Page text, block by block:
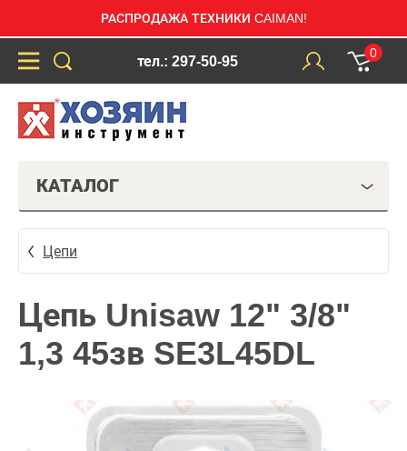
РАСПРОДАЖА ТЕХНИКИ CAIMAN!
тел.: 297-50-95
0
КАТАЛОГ
Цепи
Цепь Unisaw 12" 3/8"
1,3 45зв SE3L45DL